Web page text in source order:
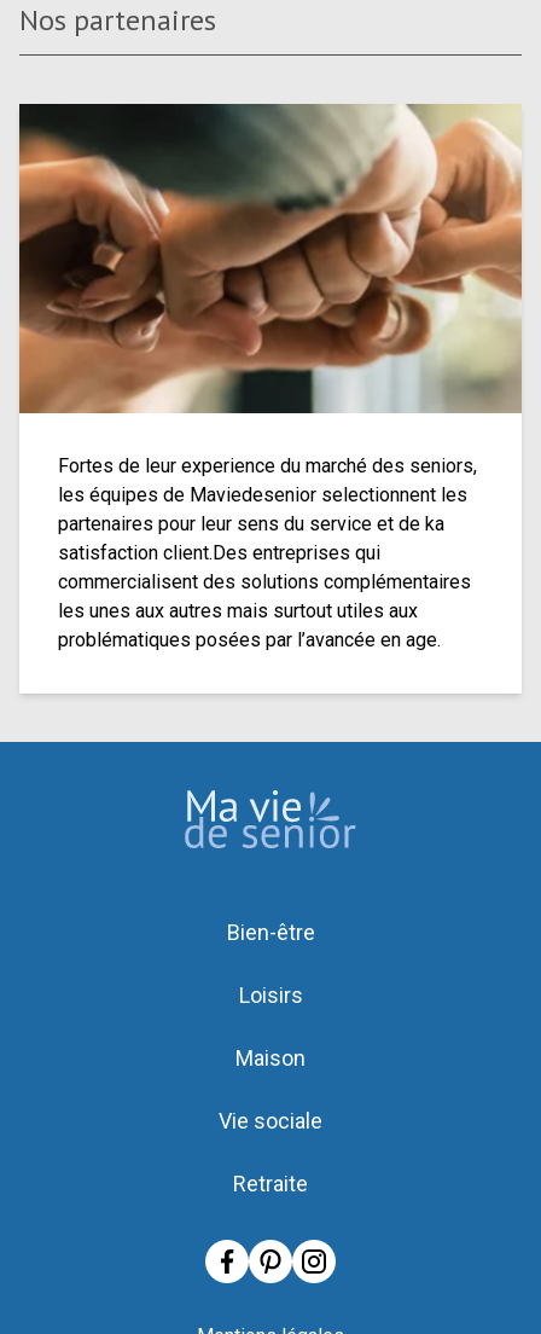
Nos partenaires
Fortes de leur experience du marché des seniors,
les équipes de Maviedesenior selectionnent les
partenaires pour leur sens du service et de ka
satisfaction client.Des entreprises qui
commercialisent des solutions complémentaires
les unes aux autres mais surtout utiles aux
problématiques posées par l’avancée en age.
Bien-être
Loisirs
Maison
Vie sociale
Retraite